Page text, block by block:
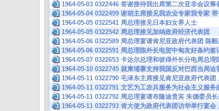
1964-05-03 0322446 答谢接待我出席第二次亚非会议
1964-05-04 0322499 谢胡主席接见我农业专家我专家
1964-05-05 0322541 周总理接见日本妇女界人士
1964-05-05 0322542 周总理接见加纳政府经济代表团
1964-05-06 0322589 周总理宴请肯尼亚政府代表团 陈
1964-05-06 0322591 周总理陈外长电贺中匈友好条约签
1964-05-07 0322653 卡达尔总理和彼得外长分电周总
1964-05-10 0322745 就柬埔寨支持我国反对巴西当局
1964-05-11 0322790 毛泽东主席接见肯尼亚政府代表
1964-05-11 0322791 文艺为工农兵服务为社会主义服
1964-05-11 0322792 周总理宴请布隆迪贵宾 朱德委员
1964-05-11 0322793 肯大使为政府代表团访华举行宴